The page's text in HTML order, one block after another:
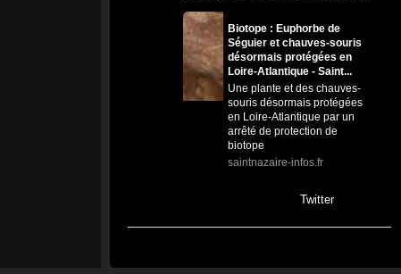
Biotope : Euphorbe de
Séguier et chauves-souris
désormais protégées en
Loire-Atlantique - Saint...
Une plante et des chauves-
souris désormais protégées
en Loire-Atlantique par un
arrêté de protection de
biotope
saintnazaire-infos.fr
Twitter
@mediawebinfos ·